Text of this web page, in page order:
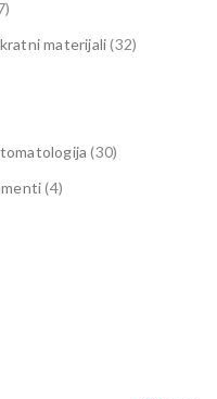
materijali (32)
(30)
(4)